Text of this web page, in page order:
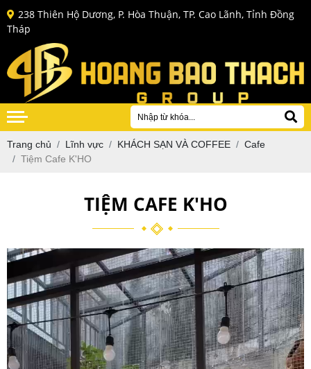
238 Thiên Hộ Dương, P. Hòa Thuận, TP. Cao Lãnh, Tỉnh Ðồng
Tháp
Trang chủ Lĩnh vực KHÁCH SẠN VÀ COFFEE
Cafe
Tiệm Cafe K'HO
TIỆM CAFE K'HO